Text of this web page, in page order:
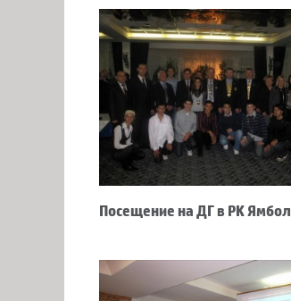
Посещение на ДГ в РК Ямбол